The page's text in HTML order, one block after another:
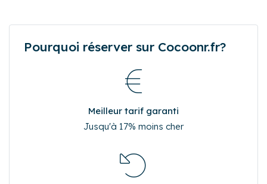
Pourquoi réserver sur Cocoonr.fr?
Meilleur tarif garanti
Jusqu'à 17% moins cher